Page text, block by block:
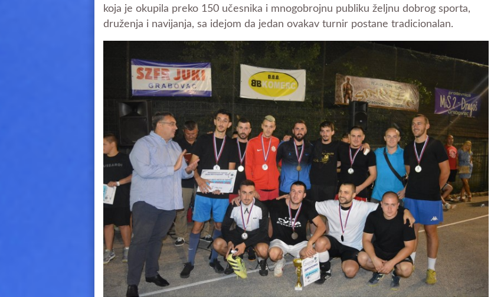
koja je okupila preko 150 učesnika i mnogobrojnu publiku željnu dobrog sporta,
druženja i navijanja, sa idejom da jedan ovakav turnir postane tradicionalan.